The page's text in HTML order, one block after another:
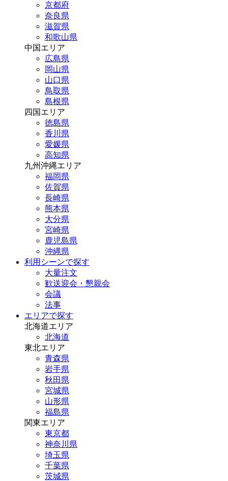
京都府
奈良県
滋賀県
和歌山県
中国エリア
広島県
岡山県
山口県
鳥取県
島根県
四国エリア
徳島県
香川県
愛媛県
高知県
九州沖縄エリア
福岡県
佐賀県
長崎県
熊本県
大分県
宮崎県
鹿児島県
沖縄県
利用シーンで探す
大量注文
歓送迎会・懇親会
会議
法事
エリアで探す
北海道エリア
北海道
東北エリア
青森県
岩手県
秋田県
宮城県
山形県
福島県
関東エリア
東京都
神奈川県
埼玉県
千葉県
茨城県